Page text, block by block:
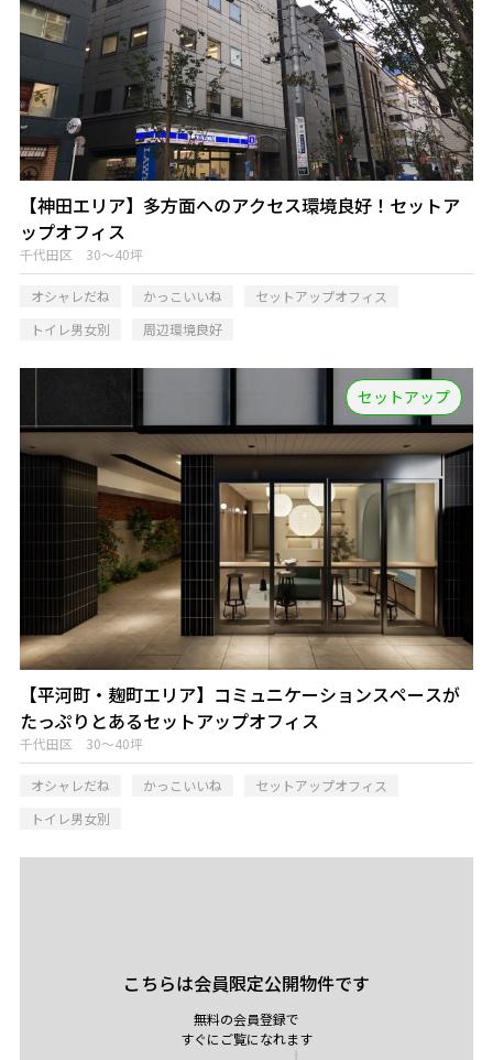
【神田エリア】多方面へのアクセス環境良好！セットア
ップオフィス
千代田区 30～40坪
オシャレだね かっこいいね
セットアップオフィス
トイレ男女別
周辺環境良好
セットアップ
【平河町・麹町エリア】コミュニケーションスペースが
たっぷりとあるセットアップオフィス
千代田区 30～40坪
オシャレだね かっこいいね
セットアップオフィス
トイレ男女別
こちらは会員限定公開物件です
無料の会員登録で
すぐにご覧になれます